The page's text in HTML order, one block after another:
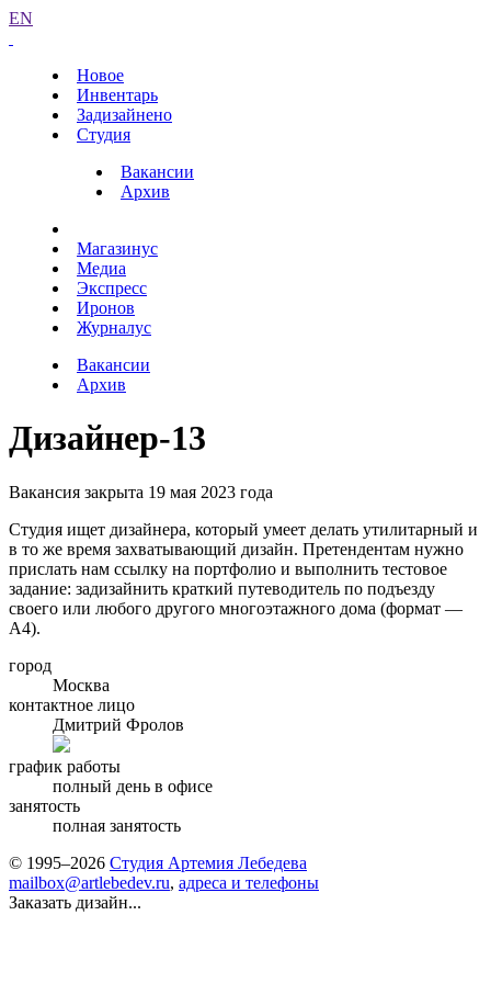
EN
Новое
Инвентарь
Задизайнено
Студия
Вакансии
Архив
Магазинус
Медиа
Экспресс
Иронов
Журналус
Вакансии
Архив
Дизайнер-13
Вакансия закрыта 19 мая 2023 года
Студия ищет дизайнера, который умеет делать утилитарный и
в то же время захватывающий дизайн. Претендентам нужно
прислать нам ссылку на портфолио и выполнить тестовое
задание: задизайнить краткий путеводитель по подъезду
своего или любого другого многоэтажного дома (формат —
А4).
город
Москва
контактное лицо
Дмитрий Фролов
график работы
полный день в офисе
занятость
полная занятость
© 1995–2026 Студия Артемия Лебедева
mailbox@artlebedev.ru, адреса и телефоны
Заказать дизайн...